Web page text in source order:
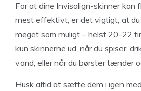
For at dine Invisalign-skinner
mest effektivt, er det vigtigt, at du
meget som muligt – helst 20-22
kun skinnerne ud, når du spiser,
vand, eller når du børster tænder
Husk altid at sætte dem i igen